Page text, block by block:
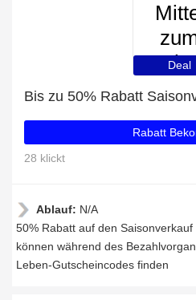
Deal
Bis zu 50% Rabatt
Rabatt
28 klickt
Ablauf: N/A
50% Rabatt auf den
können während des
Leben-Gutscheincodes finden